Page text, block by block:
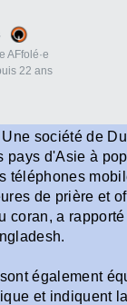
AFfolé·e
22 ans
société de
pays d'Asie à
téléphones
de prière et
coran, a
également
et indiquent